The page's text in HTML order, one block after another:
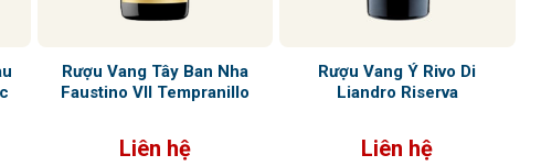
Rượu Vang Tây Ban Nha
Faustino VII Tempranillo
Liên hệ
Rượu Vang Ý Rivo Di
Liandro Riserva
Liên hệ